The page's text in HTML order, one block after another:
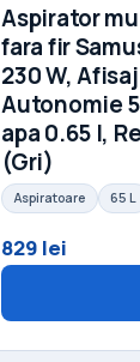
Aspirator
fara fir
230 W,
Autonomie
apa 0.65 l,
(Gri)
Aspiratoare 65 L
829 lei